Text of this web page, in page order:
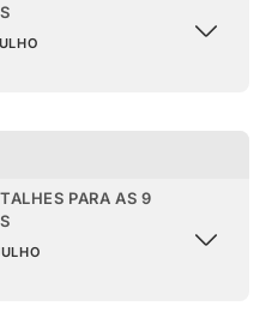
PARA AS 9